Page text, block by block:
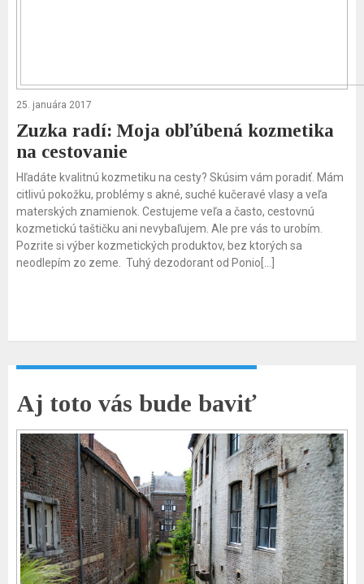
25. januára 2017
Zuzka radí: Moja obľúbená kozmetika
na cestovanie
Hľadáte kvalitnú kozmetiku na cesty? Skúsim vám poradiť. Mám
citlivú pokožku, problémy s akné, suché kučeravé vlasy a veľa
materských znamienok. Cestujeme veľa a často, cestovnú
kozmetickú taštičku ani nevybaľujem. Ale pre vás to urobím.
Pozrite si výber kozmetických produktov, bez ktorých sa
neodlepím zo zeme. Tuhý dezodorant od Ponio[…]
Aj toto vás bude baviť